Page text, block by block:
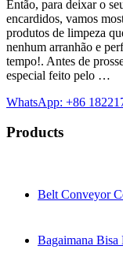
Então, para deixar o
encardidos, vamos
produtos de limpeza
nenhum arranhão e
tempo!. Antes de
especial feito pelo …
WhatsApp: +86
Products
Belt Conveyor
Bagaimana Bisa